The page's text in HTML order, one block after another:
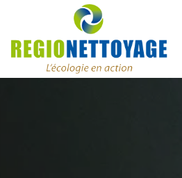
RegioNettoyage L'écologie en action